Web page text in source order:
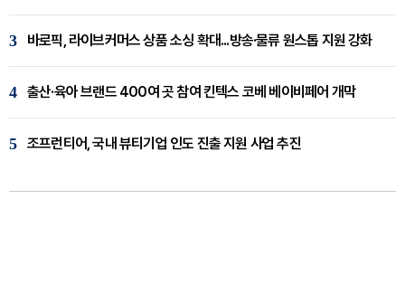
3 바로픽, 라이브커머스 상품 소싱 확대...방송·물류 원스톱 지원 강화
4 출산·육아 브랜드 400여 곳 참여 킨텍스 코베 베이비페어 개막
5 조프런티어, 국내 뷰티기업 인도 진출 지원 사업 추진